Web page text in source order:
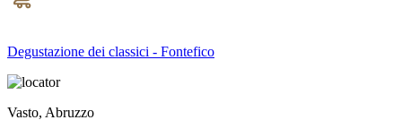
Degustazione dei classici - Fontefico
Vasto, Abruzzo